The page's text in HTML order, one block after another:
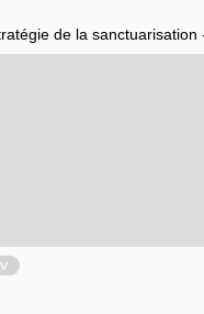
de la sanctuarisation